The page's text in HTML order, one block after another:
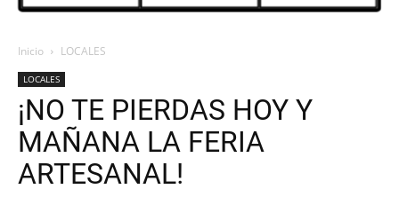
107.1
Inicio LOCALES
LOCALES
¡NO TE PIERDAS HOY Y
MAÑANA LA FERIA
ARTESANAL!